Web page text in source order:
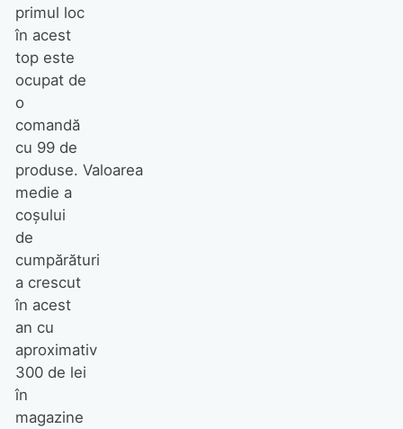
primul loc
în acest
top este
ocupat de
o
comandă
cu 99 de
produse. Valoarea
medie a
coșului
de
cumpărături
a crescut
în acest
an cu
aproximativ
300 de lei
în
magazine